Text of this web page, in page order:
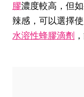
膠濃度較高，但
辣感，可以選擇使
水溶性蜂膠滴劑